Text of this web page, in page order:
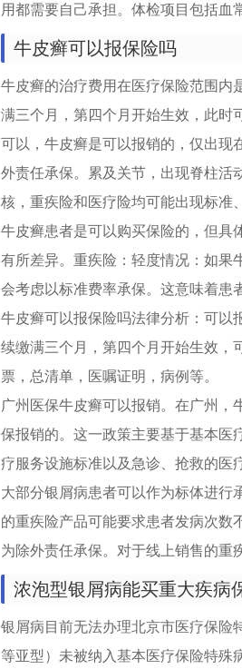
用都需要自己承担。体检项目包括血
牛皮癣可以报保险吗
牛皮癣的治疗费用在医疗保险范围内
满三个月，第四个月开始生效，此时
可以，牛皮癣是可以报销的，仅出现
外责任承保。累及关节，出现脊柱活
核，重疾险和医疗险均可能出现标准
牛皮癣患者是可以购买保险的，但具
有所差异。重疾险：轻度情况：如果
会考虑以标准费率承保。这意味着患
牛皮癣可以报保险吗法律分析：可以
续缴满三个月，第四个月开始生效，
票，总清单，医嘱证明，病例等。
广州医保牛皮癣可以报销。在广州，
保报销的。这一政策主要基于基本医
疗服务设施标准以及急诊、抢救的医
大部分银屑病患者可以作为标体进行
的重疾险产品可能要求患者发病次数
为除外责任承保。对于线上销售的重
浓泡型银屑病能买重大疾病
银屑病目前无法办理北京市医疗保险
等亚型）未被纳入基本医疗保险特殊